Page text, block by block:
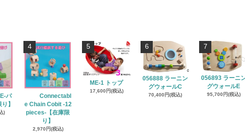
パ
】
)
4
Connectabl
e Chain Cobit -12
pieces-【在庫限
り】
2,970円(税込)
5
ME-1 トップ
17,600円(税込)
6
056888 ラーニン
グウォールC
70,400円(税込)
7
056893 ラーニ
グウォールE
95,700円(税込)